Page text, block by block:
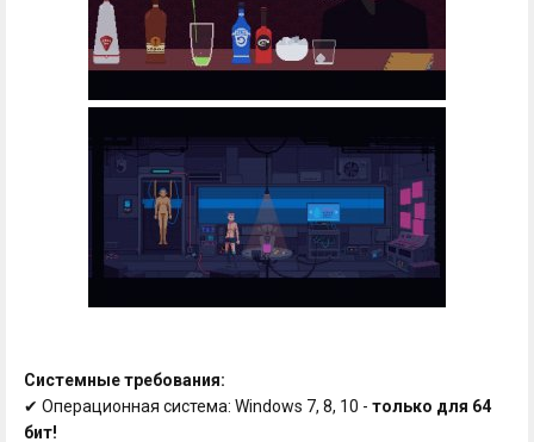
Системные требования:
✔ Операционная система: Windows 7, 8, 10 - только для 64
бит!